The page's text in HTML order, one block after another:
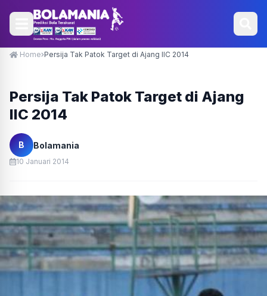
Home Persija Tak Patok Target di Ajang IIC 2014
Persija Tak Patok Target di Ajang
IIC 2014
B Bolamania
10 Januari 2014